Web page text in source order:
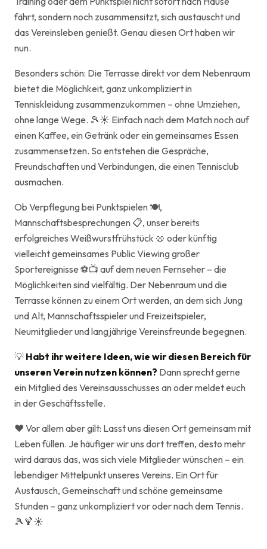
fährt, sondern noch zusammensitzt, sich austauscht und
das Vereinsleben genießt. Genau diesen Ort haben wir
nun.
Besonders schön: Die Terrasse direkt vor dem Nebenraum
bietet die Möglichkeit, ganz unkompliziert in
Tenniskleidung zusammenzukommen – ohne Umziehen,
ohne lange Wege. 🎾☀️ Einfach nach dem Match noch auf
einen Kaffee, ein Getränk oder ein gemeinsames Essen
zusammensetzen. So entstehen die Gespräche,
Freundschaften und Verbindungen, die einen Tennisclub
ausmachen.
Ob Verpflegung bei Punktspielen 🍽️,
Mannschaftsbesprechungen 📋, unser bereits
erfolgreiches Weißwurstfrühstück 🥨 oder künftig
vielleicht gemeinsames Public Viewing großer
Sportereignisse ⚽📺 auf dem neuen Fernseher – die
Möglichkeiten sind vielfältig. Der Nebenraum und die
Terrasse können zu einem Ort werden, an dem sich Jung
und Alt, Mannschaftsspieler und Freizeitspieler,
Neumitglieder und langjährige Vereinsfreunde begegnen.
💡 Habt ihr weitere Ideen, wie wir diesen Bereich für
unseren Verein nutzen können? Dann sprecht gerne
ein Mitglied des Vereinsausschusses an oder meldet euch
in der Geschäftsstelle.
❤️ Vor allem aber gilt: Lasst uns diesen Ort gemeinsam mit
Leben füllen. Je häufiger wir uns dort treffen, desto mehr
wird daraus das, was sich viele Mitglieder wünschen – ein
lebendiger Mittelpunkt unseres Vereins. Ein Ort für
Austausch, Gemeinschaft und schöne gemeinsame
Stunden – ganz unkompliziert vor oder nach dem Tennis.
🎾🍹☀️